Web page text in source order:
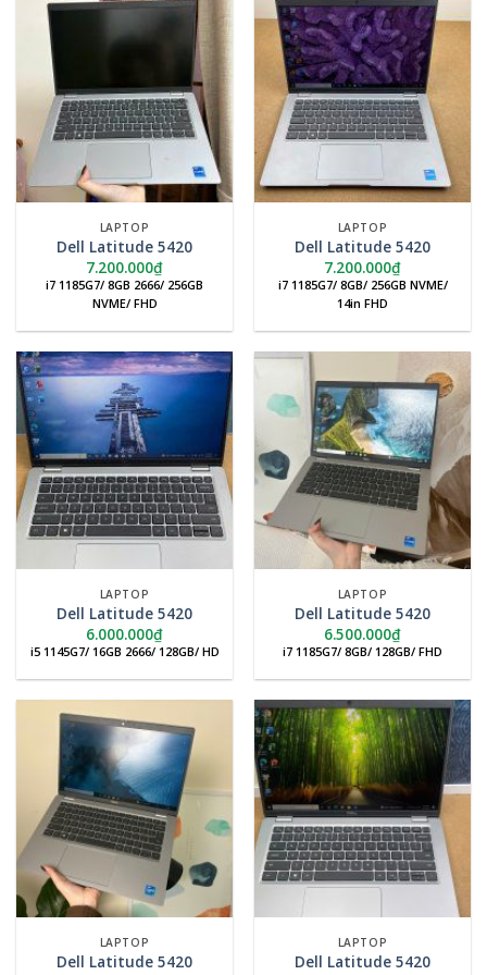
LAPTOP
Dell Latitude 5420
7.200.000₫
i7 1185G7/ 8GB 2666/ 256GB
NVME/ FHD
LAPTOP
Dell Latitude 5420
7.200.000₫
i7 1185G7/ 8GB/ 256GB NVME/
14in FHD
LAPTOP
Dell Latitude 5420
6.000.000₫
i5 1145G7/ 16GB 2666/ 128GB/ HD
LAPTOP
Dell Latitude 5420
6.500.000₫
i7 1185G7/ 8GB/ 128GB/ FHD
LAPTOP
Dell Latitude 5420
LAPTOP
Dell Latitude 5420